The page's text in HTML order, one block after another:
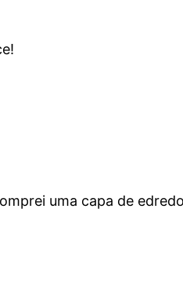
uma capa de